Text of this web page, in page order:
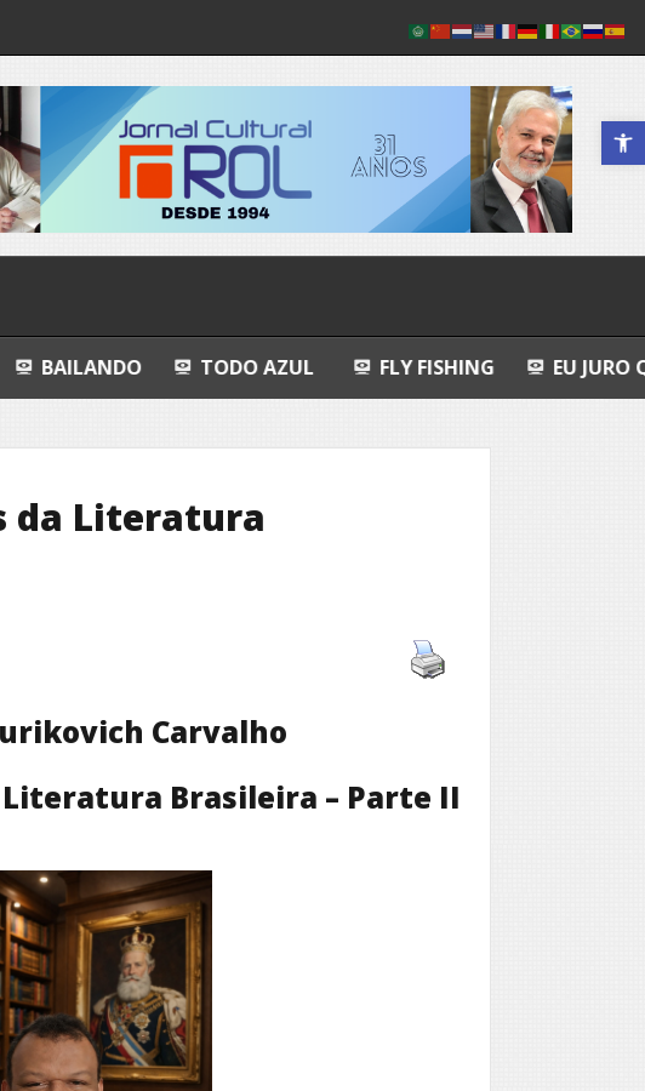
Abrir a
TODO AZUL FLY FISHING EU JURO QUE VI!
da Literatura
Carvalho
Literatura Brasileira – Parte II